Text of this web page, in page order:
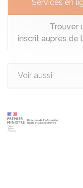
Services en
Trouver
inscrit auprès de
Voir aussi